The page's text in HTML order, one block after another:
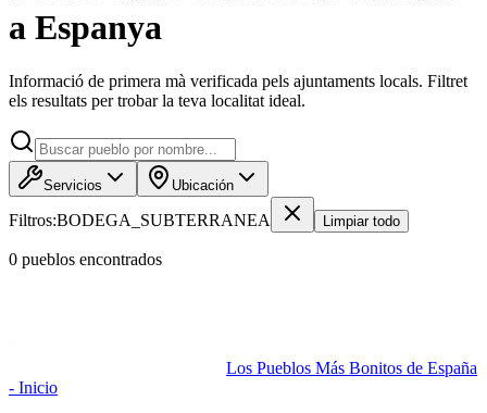
a Espanya
Informació de primera mà verificada pels ajuntaments locals. Filtret
els resultats per trobar la teva localitat ideal.
Servicios Ubicación
Filtros:BODEGA_SUBTERRANEA Limpiar todo
0 pueblos encontrados
Los Pueblos Más Bonitos de España
- Inicio